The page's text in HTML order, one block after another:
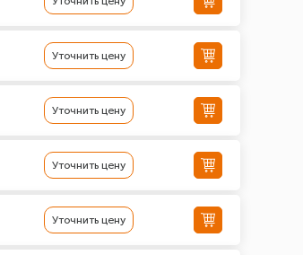
Уточнить цену
Уточнить цену
Уточнить цену
Уточнить цену